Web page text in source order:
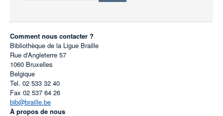
Comment nous contacter ?
Bibliothèque de la Ligue Braille
Rue d'Angleterre 57
1060 Bruxelles
Belgique
Tel. 02 533 32 40
Fax 02 537 64 26
bib@braille.be
À propos de nous